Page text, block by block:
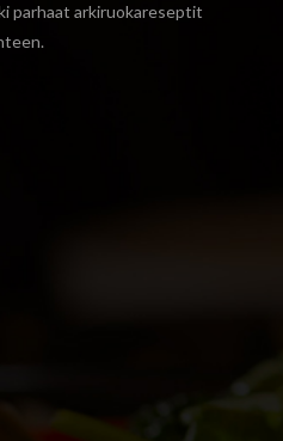
parhaat arkiruokareseptit